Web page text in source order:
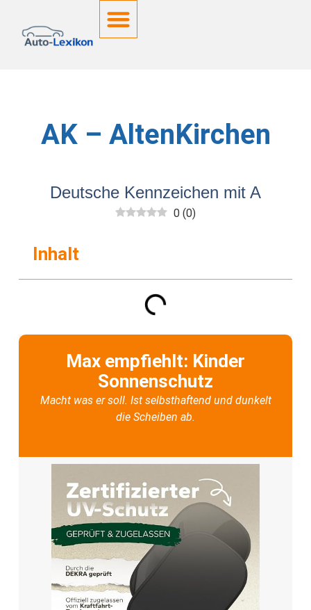
AK – AltenKirchen
Deutsche Kennzeichen mit A
0 (0)
Inhalt
Max empfiehlt: Kinder
Sonnenschutz
Macht was er soll. Ist selbsthaftend und dunkelt
die Scheiben ab.